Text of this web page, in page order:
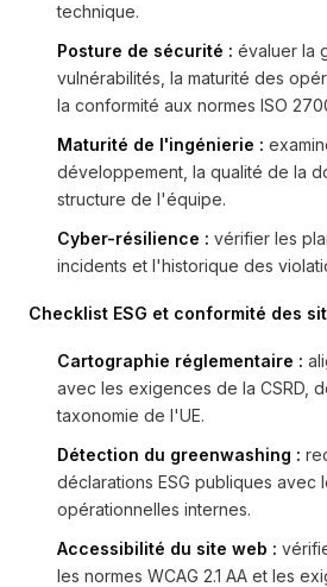
technique.
Posture de sécurité : évaluer la
vulnérabilités, la maturité des
la conformité aux normes ISO
Maturité de l'ingénierie :
développement, la qualité de la
structure de l'équipe.
Cyber-résilience : vérifier les
incidents et l'historique des
Checklist ESG et conformité des
Cartographie réglementaire :
avec les exigences de la CSRD,
taxonomie de l'UE.
Détection du greenwashing :
déclarations ESG publiques avec
opérationnelles internes.
Accessibilité du site web :
les normes WCAG 2.1 AA et les